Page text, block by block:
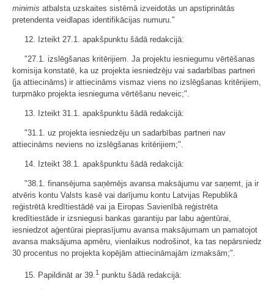
minimis atbalsta uzskaites sistēmā izveidotās un apstiprinātās
pretendenta veidlapas identifikācijas numuru."
12. Izteikt 27.1. apakšpunktu šādā redakcijā:
"27.1. izslēgšanas kritērijiem. Ja projektu iesniegumu vērtēšanas
komisija konstatē, ka uz projekta iesniedzēju vai sadarbības partneri
(ja attiecināms) ir attiecināms vismaz viens no izslēgšanas kritērijiem,
turpmāko projekta iesnieguma vērtēšanu neveic;".
13. Izteikt 31.1. apakšpunktu šādā redakcijā:
"31.1. uz projekta iesniedzēju un sadarbības partneri nav
attiecināms neviens no izslēgšanas kritērijiem;".
14. Izteikt 38.1. apakšpunktu šādā redakcijā:
"38.1. finansējuma saņēmējs avansa maksājumu var saņemt, ja ir
atvēris kontu Valsts kasē vai darījumu kontu Latvijas Republikā
reģistrētā kredītiestādē vai ja Eiropas Savienībā reģistrēta
kredītiestāde ir izsniegusi bankas garantiju par labu aģentūrai,
iesniedzot aģentūrai pieprasījumu avansa maksājumam un pamatojot
avansa maksājuma apmēru, vienlaikus nodrošinot, ka tas nepārsniedz
30 procentus no projekta kopējām attiecināmajām izmaksām;".
15. Papildināt ar 39.1 punktu šādā redakcijā: